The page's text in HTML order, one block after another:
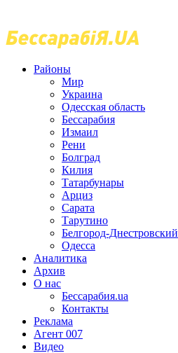
Районы
Мир
Украина
Одесская область
Бессарабия
Измаил
Рени
Болград
Килия
Татарбунары
Арциз
Сарата
Тарутино
Белгород-Днестровский
Одесса
Аналитика
Архив
О нас
Бессарабия.ua
Контакты
Реклама
Агент 007
Видео